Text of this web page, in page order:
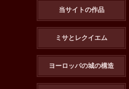
当サイトの作品
ミサとレクイエム
ヨーロッパの城の構造